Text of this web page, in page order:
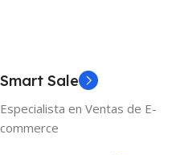
Smart Sale
Especialista en Ventas de E-
commerce